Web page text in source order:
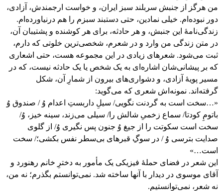
من هرگز از جنبش سربلند سبز ایران، و خواست ارجمندش، آزادی،
دور نبوده‌ام. خیلی نمادین، حتی دستبند سبزم را هم درنیاورده‌ام.
زندگی‌نامۀ این جنبش، و هر حادثه، برای هر کوشنده و پشتیبان آن،
در متن زندگی من وارد و در شعرم، شخصی‌ترین خلوتی که دارم،
ثبت می‌شود. شعرهای زیادی در این مجموعه هست، حتی اشعاری
که بر پیشانی‌شان اشاره‌ای به یک شخص یا یک حادثه نیست، که در
مسیر پویۀ آزادی، و دشواری‌های بیرون از شمارِ آن، شکل
گرفته‌اند. نمونه‌اش شعری که می‌گوید:
«…سخت است به گردنت نگویی/ سیلِ داربستِ اعدام وُ / صندوق وُ
باتومِ کودتا/ سماع زخمیِ شالش را/ سیلی می‌زند، سینه خیز، وُ/
سخت است سکوتت را از جیغ وُ جنون پس نگیری وُ/ از گلوی
صدایت بترسی وُ / در سوگِ قبرهای بی‌سطر نفس بکشی؛/ سخت
است…»
این شعر در فضای حملۀ فیزیکی یک مأمور به دخترِ خانم رهنورد و
آقای موسوی در دیدار با آنها ساخته شد. نمی‌توانستم بگذرم؛ نه من،
نه شعر، نمی‌توانستیم.